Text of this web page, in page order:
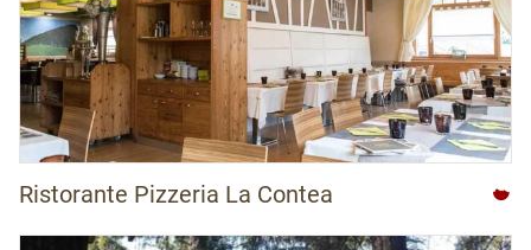
Ristorante Pizzeria La Contea